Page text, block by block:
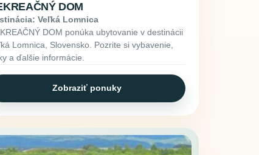
DOM
Veľká Lomnica
DOM ponúka ubytovanie v destinácii
Lomnica, Slovensko. Pozrite si vybavenie,
a ďalšie informácie.
Zobraziť ponuky